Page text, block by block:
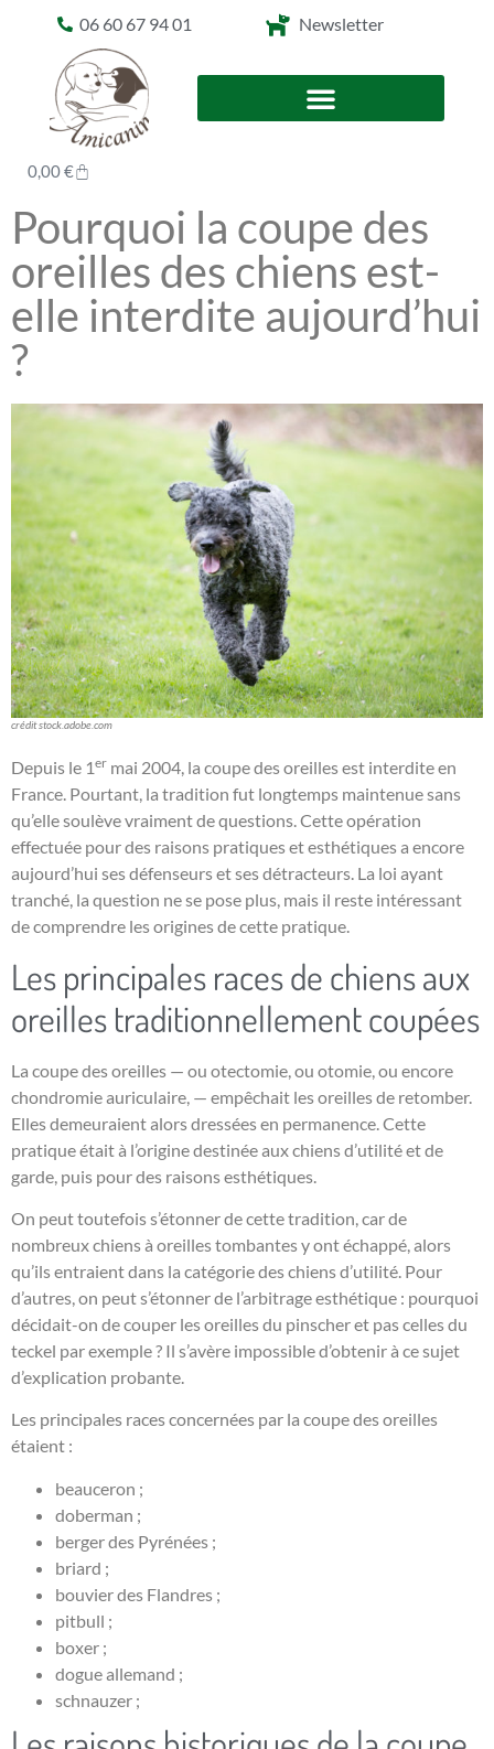
06 60 67 94 01 Newsletter
0,00€
Pourquoi la coupe des
oreilles des chiens est-
elle interdite aujourd’hui
?
crédit stock.adobe.com
Depuis le 1er mai 2004, la coupe des oreilles est interdite en
France. Pourtant, la tradition fut longtemps maintenue sans
qu’elle soulève vraiment de questions. Cette opération
effectuée pour des raisons pratiques et esthétiques a encore
aujourd’hui ses défenseurs et ses détracteurs. La loi ayant
tranché, la question ne se pose plus, mais il reste intéressant
de comprendre les origines de cette pratique.
Les principales races de chiens aux
oreilles traditionnellement coupées
La coupe des oreilles — ou otectomie, ou otomie, ou encore
chondromie auriculaire, — empêchait les oreilles de retomber.
Elles demeuraient alors dressées en permanence. Cette
pratique était à l’origine destinée aux chiens d’utilité et de
garde, puis pour des raisons esthétiques.
On peut toutefois s’étonner de cette tradition, car de
nombreux chiens à oreilles tombantes y ont échappé, alors
qu’ils entraient dans la catégorie des chiens d’utilité. Pour
d’autres, on peut s’étonner de l’arbitrage esthétique : pourquoi
décidait-on de couper les oreilles du pinscher et pas celles du
teckel par exemple ? Il s’avère impossible d’obtenir à ce sujet
d’explication probante.
Les principales races concernées par la coupe des oreilles
étaient :
beauceron ;
doberman ;
berger des Pyrénées ;
briard ;
bouvier des Flandres ;
pitbull ;
boxer ;
dogue allemand ;
schnauzer ;